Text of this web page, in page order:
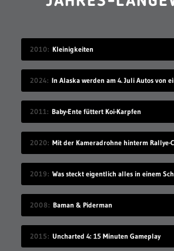
2010 Kleinigkeiten
2024
2011 Baby-Ente füttert Koi-Karpfen
2020
2019
2008 Baman & Piderman
2015 Uncharted 4: 15 Minuten Gameplay